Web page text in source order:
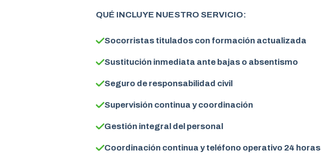
QUÉ INCLUYE NUESTRO SERVICIO:
Socorristas titulados con formación actualizada
Sustitución inmediata ante bajas o absentismo
Seguro de responsabilidad civil
Supervisión continua y coordinación
Gestión integral del personal
Coordinación continua y teléfono operativo 24 horas